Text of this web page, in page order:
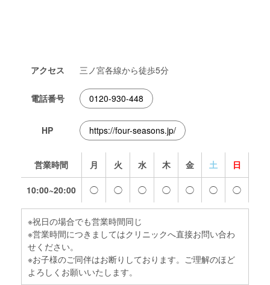
アクセス 三ノ宮各線から徒歩5分
電話番号 0120-930-448
HP https://four-seasons.jp/
営業時間 月 火 水 木 金 土 日
10:00~20:00 ◯ ◯ ◯ ◯ ◯ ◯ ◯
※祝日の場合でも営業時間同じ
※営業時間につきましてはクリニックへ直接お問い合わ
せください。
※お子様のご同伴はお断りしております。ご理解のほど
よろしくお願いいたします。